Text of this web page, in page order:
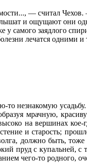
— считал
и ощущают они
самого заядлого
лечатся одними
незнакомую
мрачную,
на вершинах
и старость;
должно быть,
пруд с купальней, с
чего-то родного,